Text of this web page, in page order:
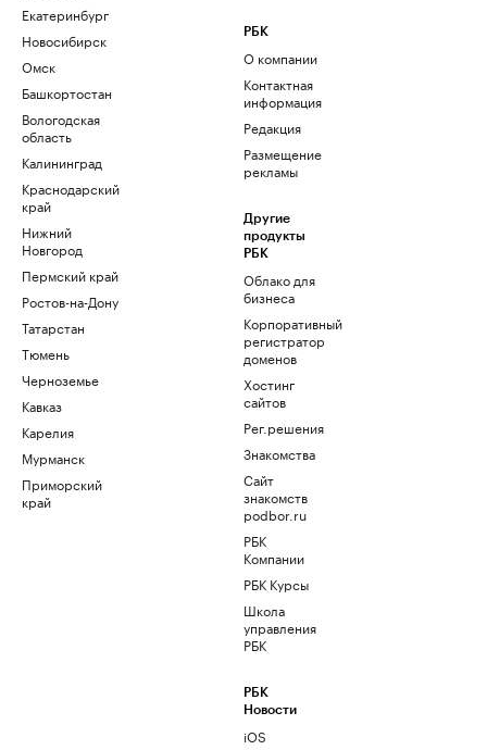
Екатеринбург
Новосибирск
Омск
Башкортостан
Вологодская
область
Калининград
Краснодарский
край
Нижний
Новгород
Пермский край
Ростов-на-Дону
Татарстан
Тюмень
Черноземье
Кавказ
Карелия
Мурманск
Приморский
край
РБК
О компании
Контактная
информация
Редакция
Размещение
рекламы
Другие
продукты
РБК
Облако для
бизнеса
Корпоративный
регистратор
доменов
Хостинг
сайтов
Рег.решения
Знакомства
Сайт
знакомств
podbor.ru
РБК
Компании
РБК Курсы
Школа
управления
РБК
РБК
Новости
iOS